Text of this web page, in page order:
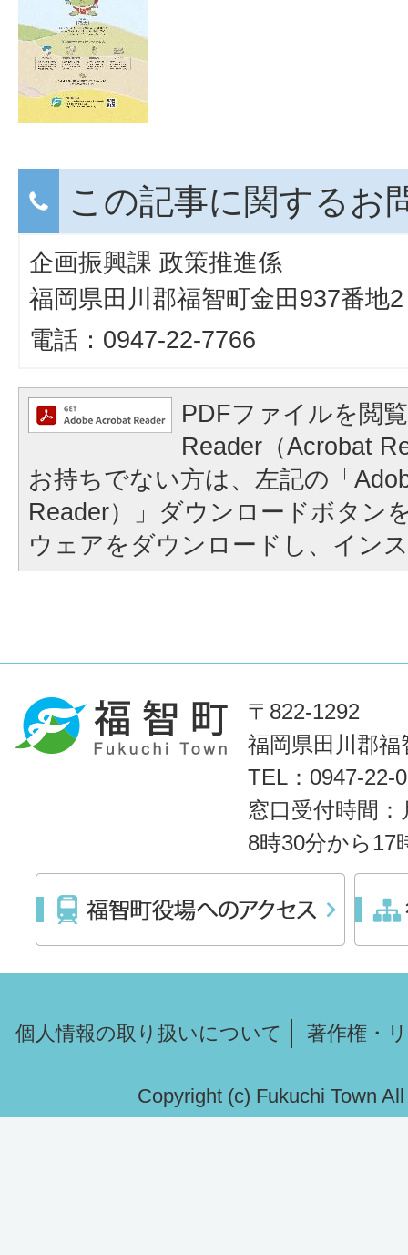
この記事に関するお
企画振興課 政策推進係
福岡県田川郡福智町金田937番地2
電話：0947-22-7766
PDFファイルを閲
Reader（Acrobat
お持ちでない方は、左記の「
Reader）」ダウンロードボタン
ウェアをダウンロードし、イン
〒822-1292
福岡県田川郡福
TEL：0947-22-
窓口受付時間
8時30分から17
個人情報の取り扱いについて 著作権・
Copyright (c) Fukuchi Town